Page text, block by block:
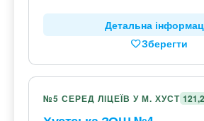
Детальна
Зберегти
№5 СЕРЕД ЛІЦЕЇВ У М. ХУСТ